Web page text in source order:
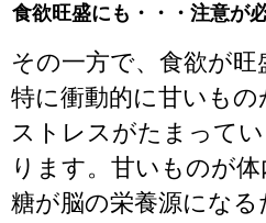
食欲旺盛にも・・・注意が
その一方で、食欲が
特に衝動的に甘いも
ストレスがたまって
ります。甘いものが
糖が脳の栄養源にな